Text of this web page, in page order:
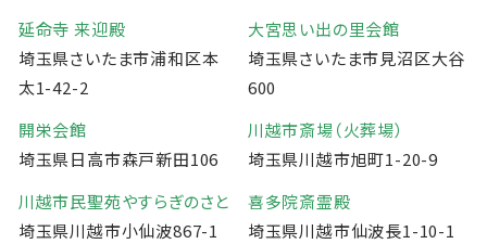
延命寺 来迎殿
埼玉県さいたま市浦和区本
太1-42-2
大宮思い出の里会館
埼玉県さいたま市見沼区大谷
600
開栄会館
埼玉県日高市森戸新田106
川越市斎場（火葬場）
埼玉県川越市旭町1-20-9
川越市民聖苑やすらぎのさと
埼玉県川越市小仙波867-1
喜多院斎霊殿
埼玉県川越市仙波長1-10-1